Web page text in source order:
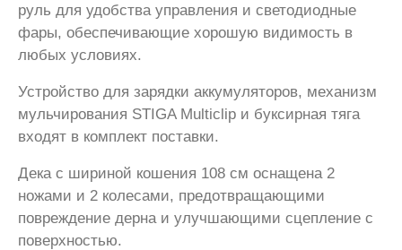
руль для удобства управления и светодиодные
фары, обеспечивающие хорошую видимость в
любых условиях.
Устройство для зарядки аккумуляторов, механизм
мульчирования STIGA Multiclip и буксирная тяга
входят в комплект поставки.
Дека с шириной кошения 108 см оснащена 2
ножами и 2 колесами, предотвращающими
повреждение дерна и улучшающими сцепление с
поверхностью.